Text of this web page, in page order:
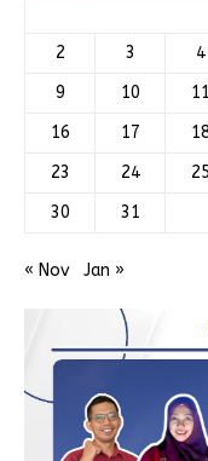
2
3 4
9
10 11
16
17
23
24 25
30
31
« Nov Jan »